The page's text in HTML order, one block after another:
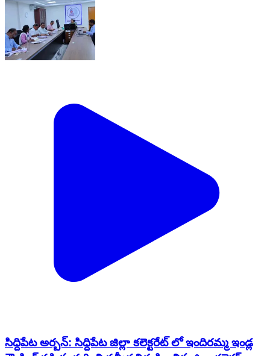
సిద్దిపేట అర్బన్: సిద్దిపేట జిల్లా కలెక్టరేట్ లో ఇందిరమ్మ ఇండ్ల